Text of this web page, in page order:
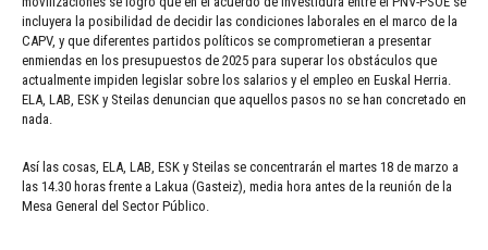
incluyera la posibilidad de decidir las condiciones laborales en el marco de la
CAPV, y que diferentes partidos políticos se comprometieran a presentar
enmiendas en los presupuestos de 2025 para superar los obstáculos que
actualmente impiden legislar sobre los salarios y el empleo en Euskal Herria.
ELA, LAB, ESK y Steilas denuncian que aquellos pasos no se han concretado en
nada.
Así las cosas, ELA, LAB, ESK y Steilas se concentrarán el martes 18 de marzo a
las 14.30 horas frente a Lakua (Gasteiz), media hora antes de la reunión de la
Mesa General del Sector Público.